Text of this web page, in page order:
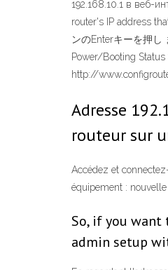
192.168.10.1 в веб-
router's IP address
ンのEnterキーを押
Power/Booting
http://
Adresse
routeur sur
Accédez et
équipement :
So, if you want
admin setup